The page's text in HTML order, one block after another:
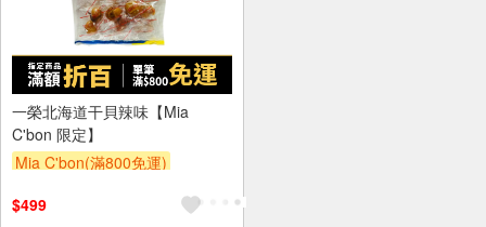
一榮北海道干貝辣味【Mia
C'bon 限定】
Mia C'bon(滿800免運)
$499